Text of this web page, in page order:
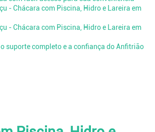
suporte completo e a confiança do Anfitrião